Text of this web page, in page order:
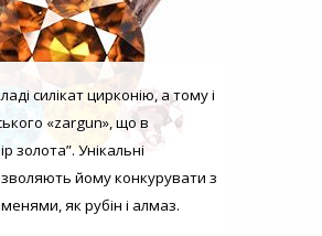
силікат цирконію, а тому і
«zargun», що в
золота”. Унікальні
йому конкурувати з
як рубін і алмаз.